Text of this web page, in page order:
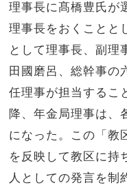
理事長に髙橋豊氏が
理事長をおくことと
として理事長、副理
田國磨呂、総幹事の
任理事が担当するこ
降、年金局理事は、
になった。この「教
を反映して教区に持
人としての発言を制